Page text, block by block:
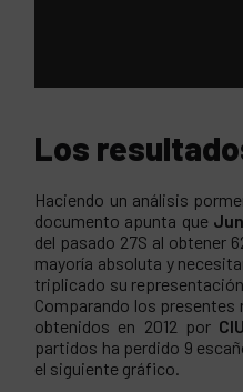
Los
Haciendo un análisis
documento apunta que
del pasado 27S al obtener
mayoría absoluta y
triplicado su
Comparando los
obtenidos en 2012 por
partidos ha perdido 9
el siguiente gráfico.